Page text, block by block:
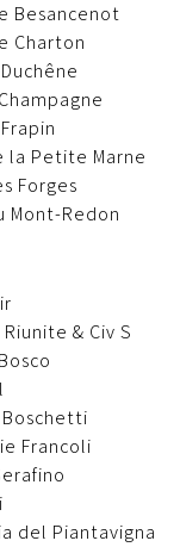
Besancenot
Charton
la Petite Marne
Forges
Mont-Redon
& Civ S
Boschetti
Francoli
del Piantavigna